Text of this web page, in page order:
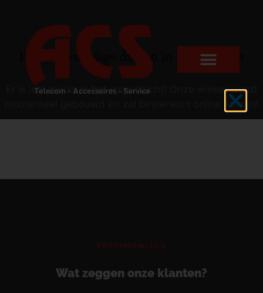
Er zijn geweldige dingen in het verschiet
Er is iets moois in het vooruitzicht! Onze winkel wordt
momenteel gebouwd en zal binnenkort online komen!
TESTIMONIALS
Wat zeggen onze klanten?